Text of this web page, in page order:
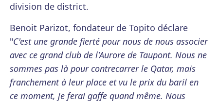
division de district.
Benoit Parizot, fondateur de Topito déclare
"C'est une grande fierté pour nous de nous associer
avec ce grand club de l'Aurore de Taupont. Nous ne
sommes pas là pour contrecarrer le Qatar, mais
franchement à leur place et vu le prix du baril en
ce moment, je ferai gaffe quand même. Nous